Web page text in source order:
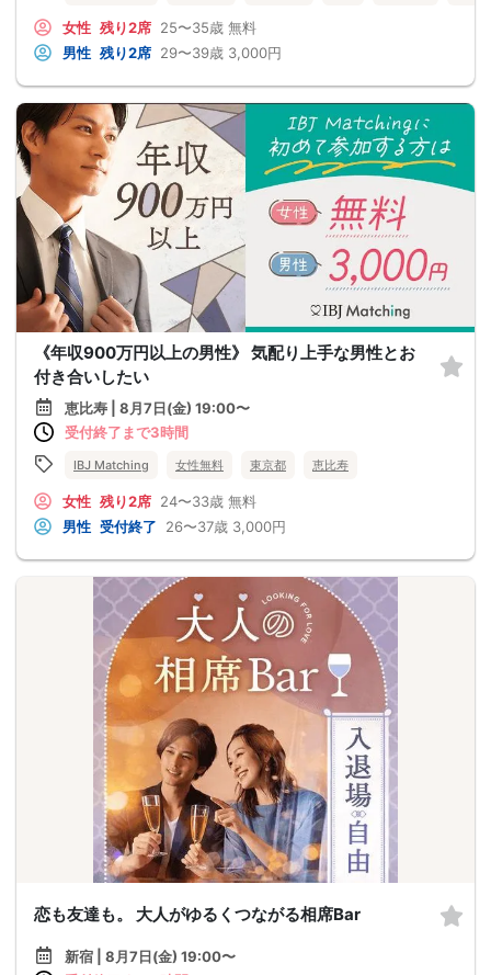
女性 残り2席 25〜35歳 無料
男性 残り2席 29〜39歳 3,000円
《年収900万円以上の男性》 気配り上手な男性とお
付き合いしたい
恵比寿 | 8月7日(金) 19:00〜
受付終了まで3時間
IBJ Matching 女性無料 東京都 恵比寿
女性 残り2席 24〜33歳 無料
男性 受付終了 26〜37歳 3,000円
恋も友達も。 大人がゆるくつながる相席Bar
新宿 | 8月7日(金) 19:00〜